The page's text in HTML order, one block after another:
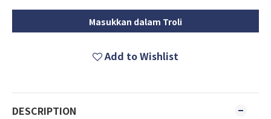
Masukkan dalam Troli
Add to Wishlist
DESCRIPTION